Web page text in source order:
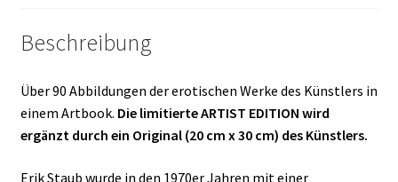
Original
Beschreibung
Über 90 Abbildungen der erotischen Werke des Künstlers in
einem Artbook. Die limitierte ARTIST EDITION wird
ergänzt durch ein Original (20 cm x 30 cm) des Künstlers.
Erik Staub wurde in den 1970er Jahren mit einer